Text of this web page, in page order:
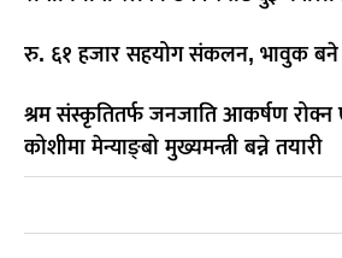
रु. ६१ हजार सहयोग संकलन, भावुक बने
श्रम संस्कृतितर्फ जनजाति आकर्षण रोक्न
कोशीमा मेन्याङ्बो मुख्यमन्त्री बन्ने तयारी